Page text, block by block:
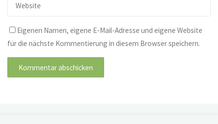
Eigenen Namen, eigene E-Mail-Adresse und eigene Website
für die nächste Kommentierung in diesem Browser speichern.